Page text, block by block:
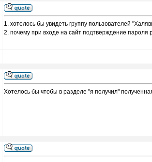
1. хотелось бы увидеть группу пользователей
2. почему при входе на сайт подтверждение пароля
Хотелось бы чтобы в разделе "я получил"